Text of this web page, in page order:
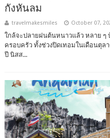
กังหันลม
travelmakesmiles October 07,
ใกล้จะปลายฝนต้นหนาวแล้ว หลาย ๆ
ครอบครัว ทั้งช่วงปิดเทอมในเดือนตุล
ปี นิสส...